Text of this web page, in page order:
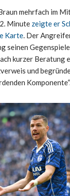
mehrfach im
Minute zeigte er
Karte. Der
seinen
kurzer Beratung
und